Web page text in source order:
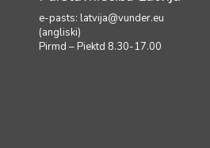
e-pasts: latvija@vunder.eu
(angliski)
Pirmd – Piektd 8.30-17.00